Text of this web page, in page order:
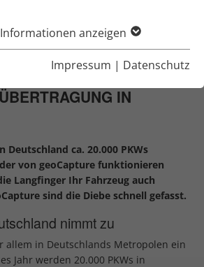
anzeigen
Impressum | Datenschutz
PER
SCHRITT VORAUS
IN
Deutschland ca. 20.000 PKWs
von geoCapture funktionieren
Langfinger Ihr Fahrzeug auch
sind die Diebe schnell gefasst.
nimmt zu
allem in Deutschlands Metropolen ein
Jahr werden 20.000 PKWs in